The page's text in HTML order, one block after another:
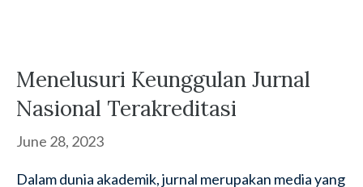
Menelusuri Keunggulan Jurnal
Nasional Terakreditasi
June 28, 2023
Dalam dunia akademik, jurnal merupakan media yang